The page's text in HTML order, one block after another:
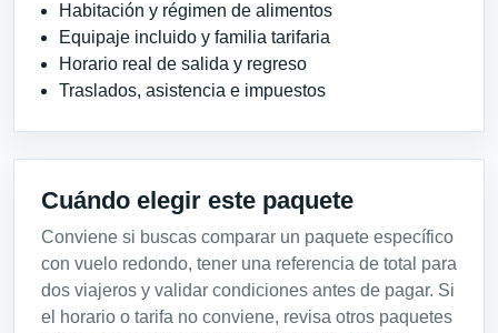
Habitación y régimen de alimentos
Equipaje incluido y familia tarifaria
Horario real de salida y regreso
Traslados, asistencia e impuestos
Cuándo elegir este paquete
Conviene si buscas comparar un paquete específico
con vuelo redondo, tener una referencia de total para
dos viajeros y validar condiciones antes de pagar. Si
el horario o tarifa no conviene, revisa otros paquetes